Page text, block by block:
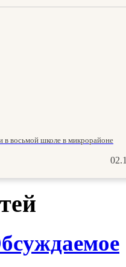
в восьмой школе в микрорайоне